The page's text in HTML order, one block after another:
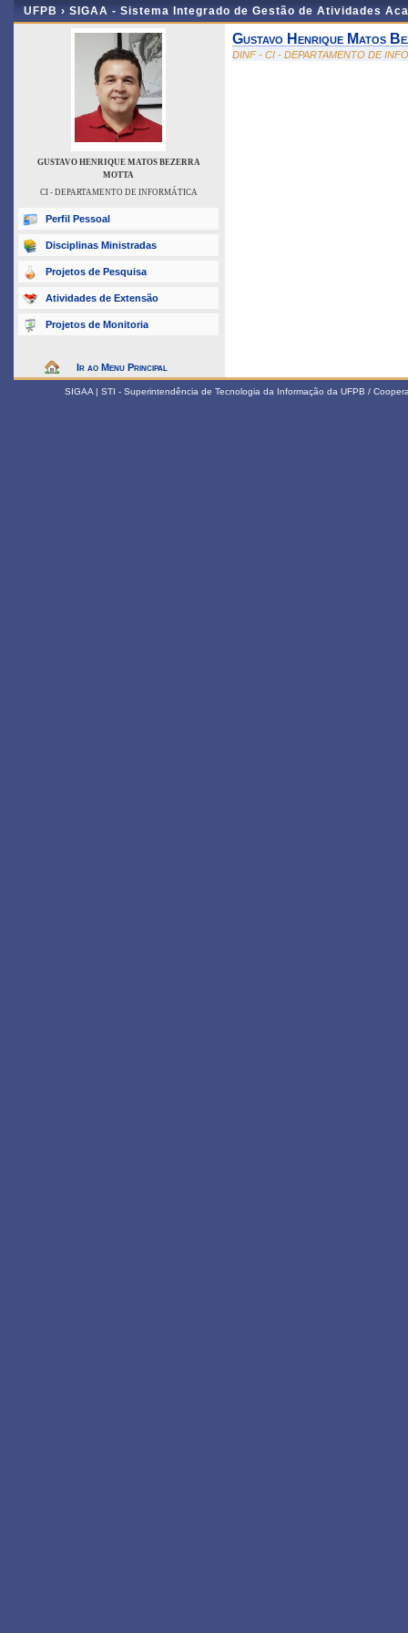
UFPB › SIGAA - Sistema Integrado de Gestão de Atividades
GUSTAVO HENRIQUE MATOS BEZERRA
MOTTA
CI - DEPARTAMENTO DE INFORMÁTICA
Perfil Pessoal
Disciplinas Ministradas
Projetos de Pesquisa
Atividades de Extensão
Projetos de Monitoria
Ir ao Menu Principal
Gustavo Henrique Matos
DINF - CI - DEPARTAMENTO DE
SIGAA | STI - Superintendência de Tecnologia da Informação da UFPB /